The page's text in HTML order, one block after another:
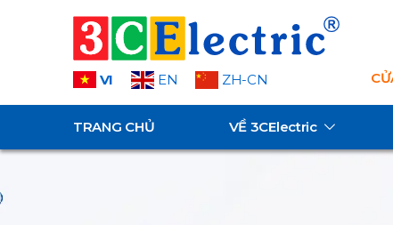
VI EN ZH-CN
TRANG CHỦ VỀ 3CElectric